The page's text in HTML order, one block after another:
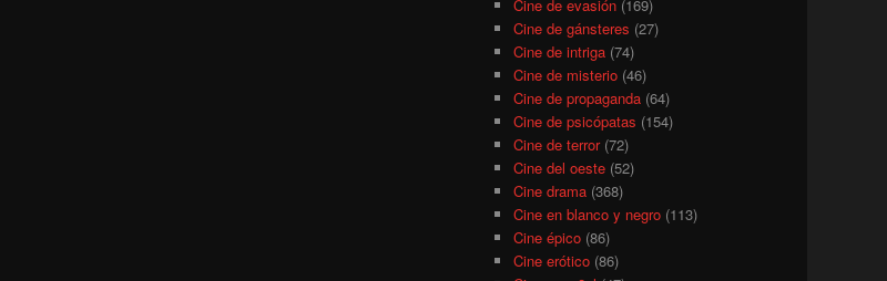
Cine de evasión(169)
Cine de gánsteres (27)
Cine de intriga(74)
Cine de misterio(46)
Cine de propaganda(64)
Cine de psicópatas (154)
Cine de terror(72)
Cine del oeste(52)
Cine drama(368)
Cine en blanco y negro(113)
Cine épico(86)
Cine erótico(86)